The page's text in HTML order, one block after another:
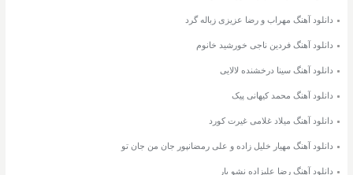
دانلود آهنگ مهراب و رضا عزیزی زباله گرد
دانلود آهنگ فردین ناجی خورشید خانوم
دانلود آهنگ سینا درخشنده لالایی
دانلود آهنگ محمد کیهانی پیک
دانلود آهنگ میلاد غلامی غیرت کورد
دانلود آهنگ مهیار خلیل زاده و علی رمضانپور جان من جان تو
دانلود آهنگ رضا علیزاده نشو یار